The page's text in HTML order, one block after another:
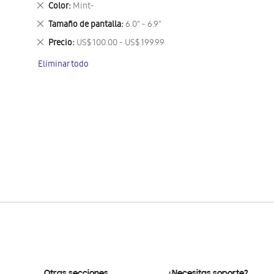
Color Mint-
Eliminar
este
artículo
Tamaño de pantalla 6.0" - 6.9"
Eliminar
este
artículo
Precio US$ 100.00 - US$ 199.99
Eliminar
artículo
Eliminar todo